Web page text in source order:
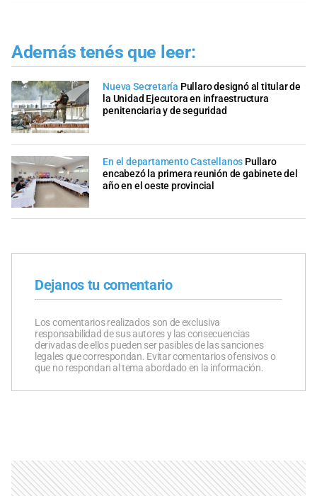
Además tenés que leer:
Nueva Secretaría Pullaro designó al titular de
la Unidad Ejecutora en infraestructura
penitenciaria y de seguridad
En el departamento Castellanos Pullaro
encabezó la primera reunión de gabinete del
año en el oeste provincial
Dejanos tu comentario
Los comentarios realizados son de exclusiva
responsabilidad de sus autores y las consecuencias
derivadas de ellos pueden ser pasibles de las sanciones
legales que correspondan. Evitar comentarios ofensivos o
que no respondan al tema abordado en la información.